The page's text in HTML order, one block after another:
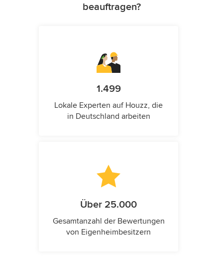
beauftragen?
1.499
Lokale Experten auf Houzz, die
in Deutschland arbeiten
Über 25.000
Gesamtanzahl der Bewertungen
von Eigenheimbesitzern